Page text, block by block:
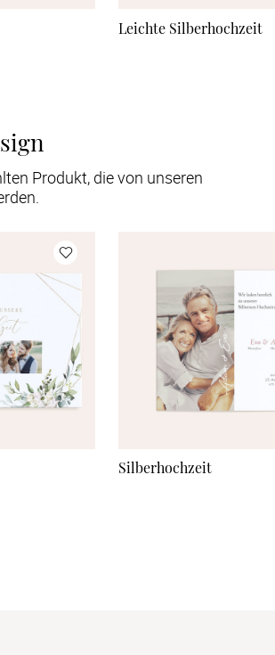
Leichte Silberhochzeit
Produkt, die von unseren
Silberhochzeit